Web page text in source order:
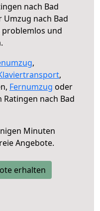
nach Bad
nach Bad
problemlos und
,
,
Fernumzug oder
Ratingen nach Bad
Minuten
Angebote.
erhalten